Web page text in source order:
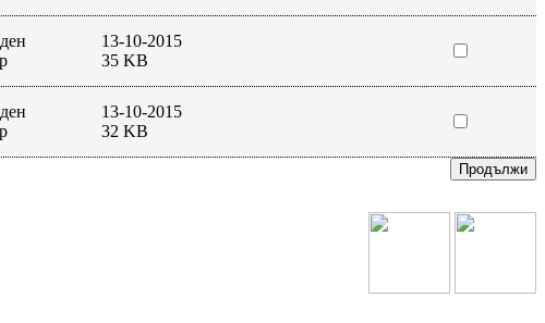
13-10-2015
35 KB
13-10-2015
32 KB